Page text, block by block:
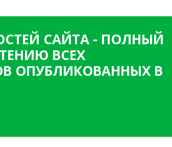
САЙТА - ПОЛНЫЙ
ВСЕХ
ОПУБЛИКОВАННЫХ В